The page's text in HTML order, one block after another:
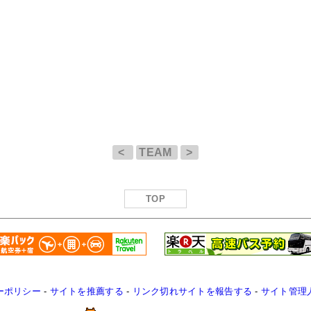
< TEAM >
TOP
ポリシー - サイトを推薦する - リンク切れサイトを報告する - サイト管理